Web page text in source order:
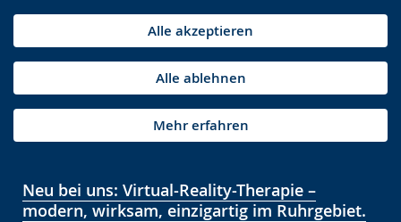
Alle akzeptieren
Alle ablehnen
Mehr erfahren
Neu bei uns: Virtual-Reality-Therapie –
modern, wirksam, einzigartig im Ruhrgebiet.